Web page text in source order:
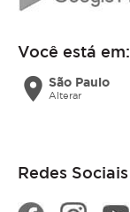
Você está em:
location_on São Paulo
Alterar
Redes Sociais